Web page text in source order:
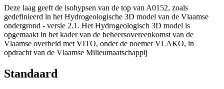
Deze laag geeft de isohypsen van de top van A0152, zoals
gedefinieerd in het Hydrogeologische 3D model van de Vlaamse
ondergrond - versie 2.1. Het Hydrogeologisch 3D model is
opgemaakt in het kader van de beheersovereenkomst van de
Vlaamse overheid met VITO, onder de noemer VLAKO, in
opdracht van de Vlaamse Milieumaatschappij
Standaard